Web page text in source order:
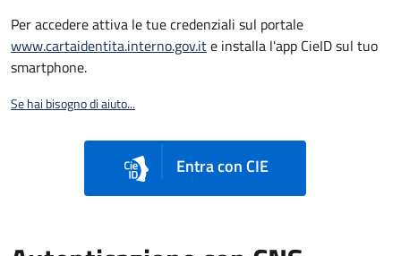
Per accedere attiva le tue credenziali sul portale
www.cartaidentita.interno.gov.ite installa l'app CieID sul tuo
smartphone.
Se hai bisogno di aiuto...
Entra con CIE